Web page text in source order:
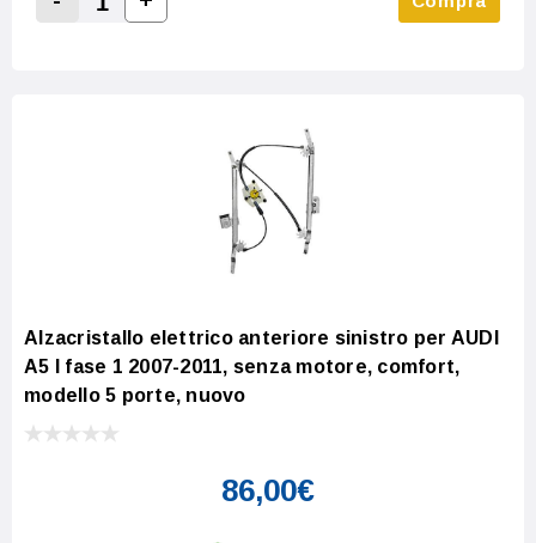
Decrease Quantity:
Increase Quantity:
Alzacristallo elettrico anteriore sinistro per AUDI
A5 I fase 1 2007-2011, senza motore, comfort,
modello 5 porte, nuovo
86,00€